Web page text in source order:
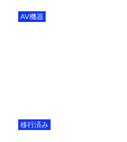
AV機器
移行済み